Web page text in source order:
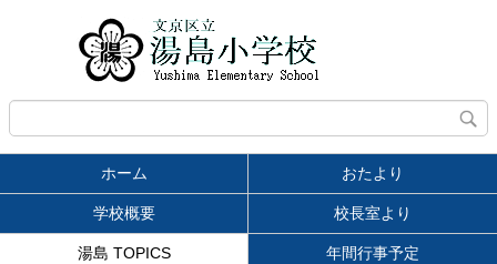
ホーム おたより
学校概要 校長室より
湯島 TOPICS 年間行事予定